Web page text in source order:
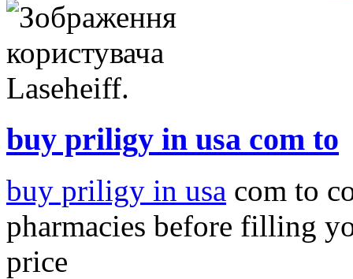
buy priligy in usa com to
buy priligy in usa com to
pharmacies before filling
price